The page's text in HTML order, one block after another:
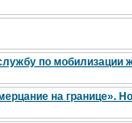
по мобилизации
на границе».